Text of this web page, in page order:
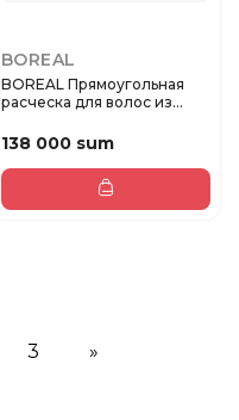
BOREAL
BOREAL Прямоугольная
расческа для волос из
138 000 sum
3 »